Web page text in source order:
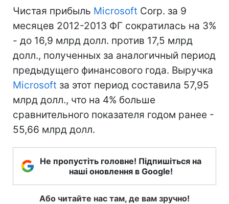
Чистая прибыль Microsoft Corp. за 9
месяцев 2012-2013 ФГ сократилась на 3%
- до 16,9 млрд долл. против 17,5 млрд
долл., полученных за аналогичный период
предыдущего финансового года. Выручка
Microsoft за этот период составила 57,95
млрд долл., что на 4% больше
сравнительного показателя годом ранее -
55,66 млрд долл.
Не пропустіть головне! Підпишіться на
наші оновлення в Google!
Або читайте нас там, де вам зручно!